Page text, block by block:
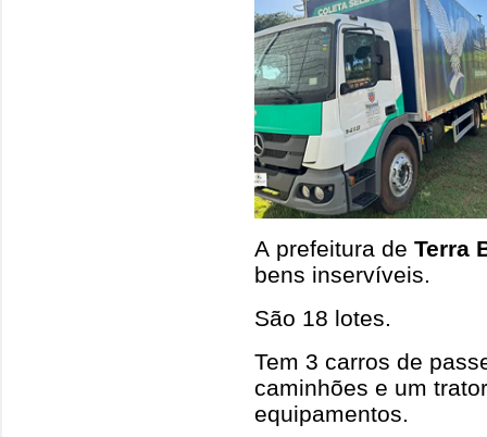
A prefeitura de Terra
bens inservíveis.
São 18 lotes.
Tem 3 carros de
caminhões e um
equipamentos.